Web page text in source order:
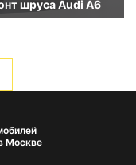
шруса Audi A6
Москве